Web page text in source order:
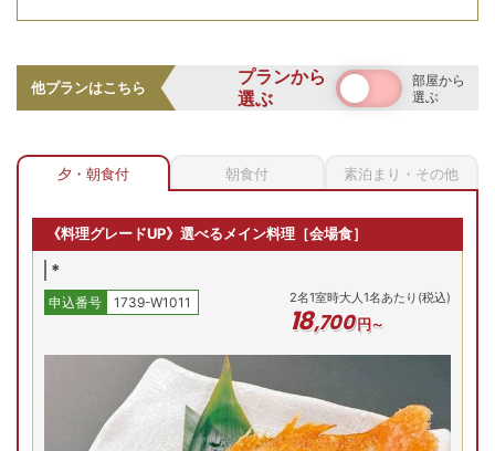
8畳以上の落ち着いた純和風のお部屋をご用意。四季折々の
過ごしください。
【新館和室/例】12畳＋掘り
ごたつの広縁付の新館和室へ
お部屋の詳細を見る
17,600
8/16(日)
8/17(月)
8/18(火)
残り2室
8/19(水)
残り
プランの詳細を見る
他プランはこちら
プランから
選ぶ
部屋から
選ぶ
夕・朝食付 朝食付 素泊まり・その他
《料理グレードUP》選べるメイン料理［会場食］
*
申込番号 1739-W1011 2名1室時大人1名あたり(税込)
18,700円～